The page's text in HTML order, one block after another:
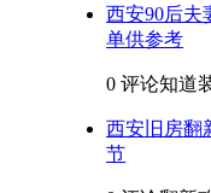
西安90后夫
单供参考
0 评论知道
西安旧房翻
节